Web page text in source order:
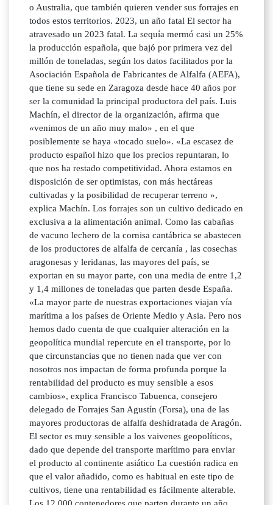
o Australia, que también quieren vender sus forrajes en
todos estos territorios. 2023, un año fatal El sector ha
atravesado un 2023 fatal. La sequía mermó casi un 25%
la producción española, que bajó por primera vez del
millón de toneladas, según los datos facilitados por la
Asociación Española de Fabricantes de Alfalfa (AEFA),
que tiene su sede en Zaragoza desde hace 40 años por
ser la comunidad la principal productora del país. Luis
Machín, el director de la organización, afirma que
«venimos de un año muy malo» , en el que
posiblemente se haya «tocado suelo». «La escasez de
producto español hizo que los precios repuntaran, lo
que nos ha restado competitividad. Ahora estamos en
disposición de ser optimistas, con más hectáreas
cultivadas y la posibilidad de recuperar terreno »,
explica Machín. Los forrajes son un cultivo dedicado en
exclusiva a la alimentación animal. Como las cabañas
de vacuno lechero de la cornisa cantábrica se abastecen
de los productores de alfalfa de cercanía , las cosechas
aragonesas y leridanas, las mayores del país, se
exportan en su mayor parte, con una media de entre 1,2
y 1,4 millones de toneladas que parten desde España.
«La mayor parte de nuestras exportaciones viajan vía
marítima a los países de Oriente Medio y Asia. Pero nos
hemos dado cuenta de que cualquier alteración en la
geopolítica mundial repercute en el transporte, por lo
que circunstancias que no tienen nada que ver con
nosotros nos impactan de forma profunda porque la
rentabilidad del producto es muy sensible a esos
cambios», explica Francisco Tabuenca, consejero
delegado de Forrajes San Agustín (Forsa), una de las
mayores productoras de alfalfa deshidratada de Aragón.
El sector es muy sensible a los vaivenes geopolíticos,
dado que depende del transporte marítimo para enviar
el producto al continente asiático La cuestión radica en
que el valor añadido, como es habitual en este tipo de
cultivos, tiene una rentabilidad es fácilmente alterable.